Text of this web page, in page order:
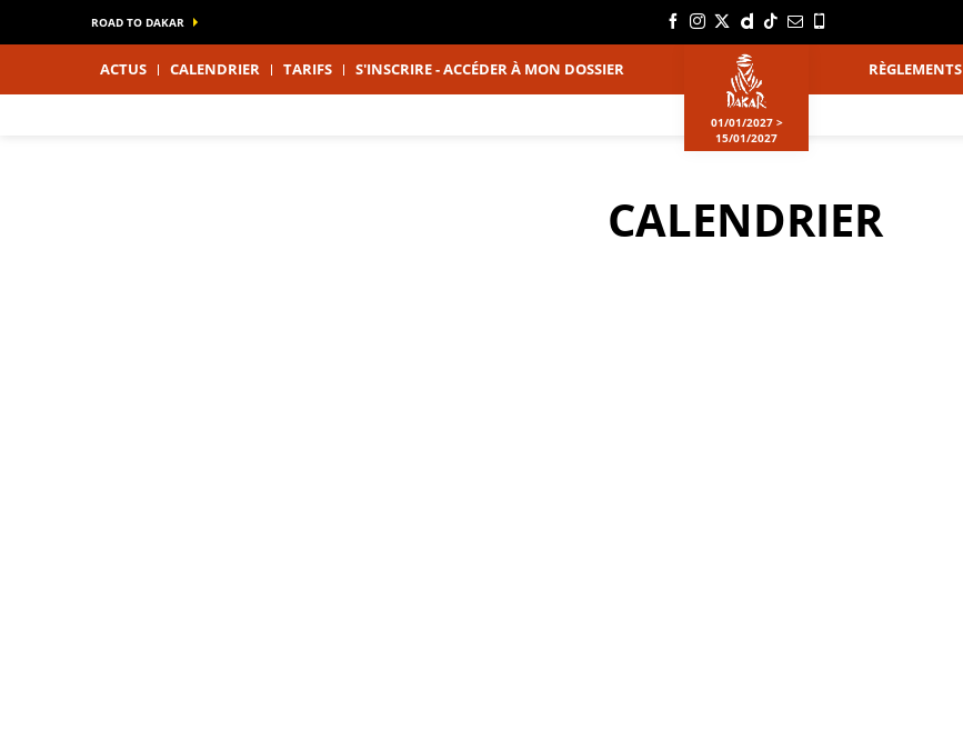
ROAD TO DAKAR
ACTUS CALENDRIER TARIFS S'INSCRIRE - ACCÉDER À MON DOSSIER
01/01/2027 >
15/01/2027
RÈGLEMENTS
CALENDRIER